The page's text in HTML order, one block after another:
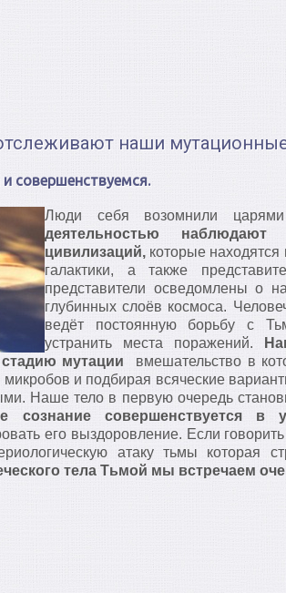
наши
совершенствуемся.
Люди себя возомнили
деятельностью наблюдают
цивилизаций, которые
галактики, а также
представители осведомлены о
глубинных слоёв космоса.
ведёт постоянную борьбу с
устранить места поражений.
мутации вмешательство в
и подбирая всяческие
Наше тело в первую очередь
сознание совершенствуется в
его выздоровление. Если
атаку тьмы которая
тела Тьмой мы встречаем